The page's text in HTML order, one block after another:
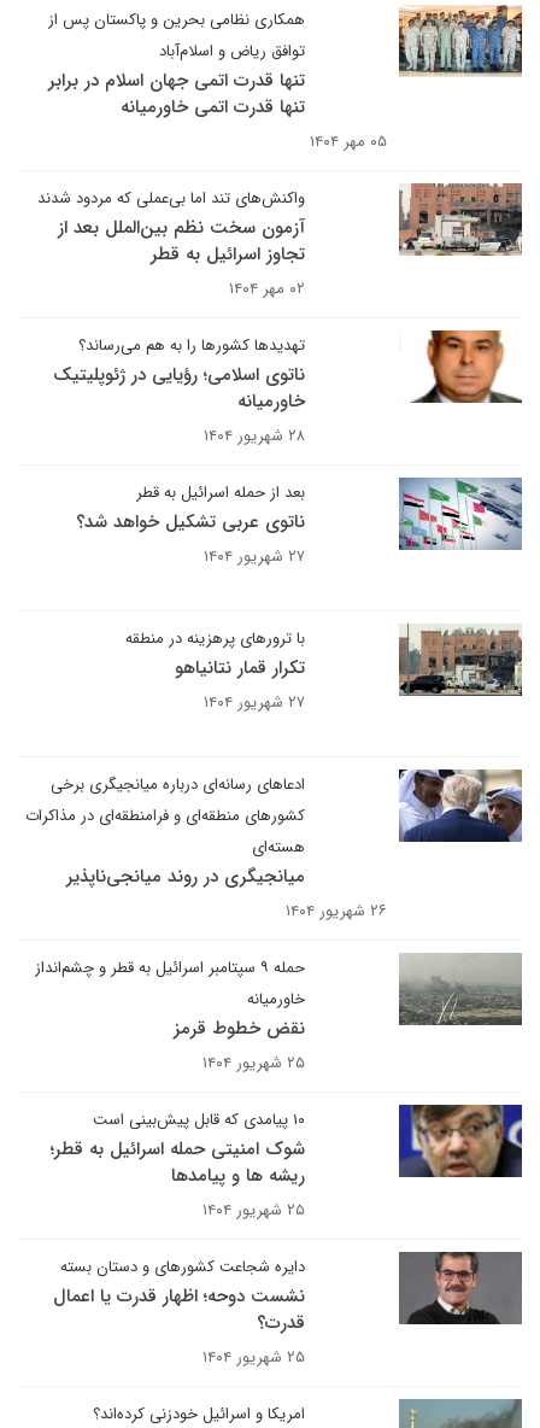
همکاری نظامی بحرین و پاکستان پس از
توافق ریاض و اسلام‌آباد
تنها قدرت اتمی جهان اسلام در برابر
تنها قدرت اتمی خاورمیانه
۰۵ مهر ۱۴۰۴
واکنش‌های تند اما بی‌عملی که مردود شدند
آزمون سخت نظم بین‌الملل بعد از
تجاوز اسرائیل به قطر
۰۲ مهر ۱۴۰۴
تهدیدها کشورها را به هم می‌رساند؟
ناتوی اسلامی؛ رؤیایی در ژئوپلیتیک
خاورمیانه
۲۸ شهریور ۱۴۰۴
بعد از حمله اسرائیل به قطر
ناتوی عربی تشکیل خواهد شد؟
۲۷ شهریور ۱۴۰۴
با ترورهای پرهزینه در منطقه
تکرار قمار نتانیاهو
۲۷ شهریور ۱۴۰۴
ادعاهای رسانه‌ای درباره میانجیگری برخی
کشورهای منطقه‌ای و فرامنطقه‌ای در مذاکرات
هسته‌ای
‌میانجیگری در روند میانجی‌ناپذیر‌
۲۶ شهریور ۱۴۰۴
حمله ۹ سپتامبر اسرائیل به قطر و چشم‌انداز
خاورمیانه
نقض خطوط قرمز
۲۵ شهریور ۱۴۰۴
۱۰ پیامدی که قابل پیش‌بینی است
شوک امنیتی حمله اسرائیل به قطر؛
ریشه ها و پیامدها
۲۵ شهریور ۱۴۰۴
دایره شجاعت کشورهای و دستان بسته
نشست دوحه؛ اظهار قدرت یا اعمال
قدرت؟
۲۵ شهریور ۱۴۰۴
امریکا و اسرائیل خودزنی کرده‌اند؟